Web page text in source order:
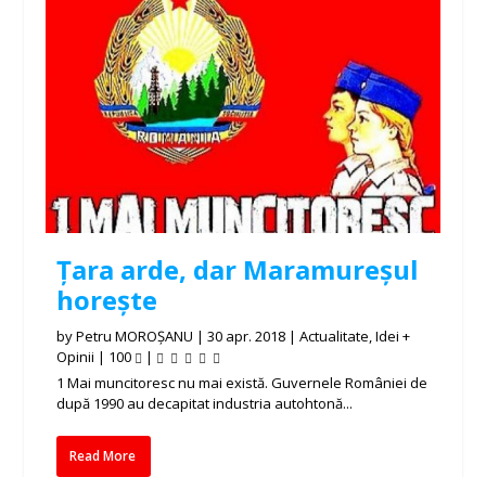
Țara arde, dar Maramureșul
horește
byPetru MOROȘANU |30 apr. 2018 |Actualitate ,Idei +
Opinii | 100
|
1 Mai muncitoresc nu mai există. Guvernele României de
după 1990 au decapitat industria autohtonă...
Read More